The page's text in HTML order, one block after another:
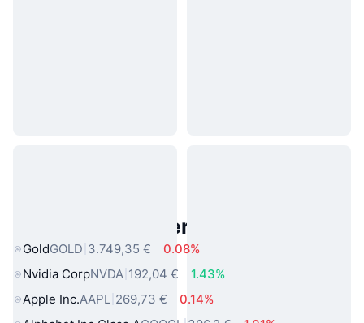
Beliebte reale Vermögenswerte
GoldGOLD 3.749,35 €
0.08%
Nvidia CorpNVDA 192,04 €
1.43%
Apple Inc.AAPL 269,73 €
0.14%